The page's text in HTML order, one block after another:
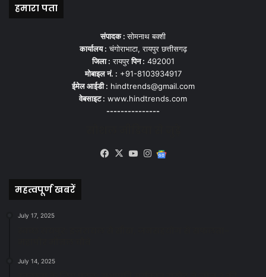
हमारा पता
संपादक :सोमनाथ बक्शी
कार्यालय : चंगोराभाटा, रायपुर छत्तीसगढ़
जिला : रायपुरपिन : 492001
मोबाइल नं. : +91-8103934917
ईमेल आईडी : hindtrends@gmail.com
वेबसाइट : www.hindtrends.com
---------------
Facebook
X YouTubeInstagram
महत्वपूर्ण खबरें
July 17, 2025
July 14, 2025